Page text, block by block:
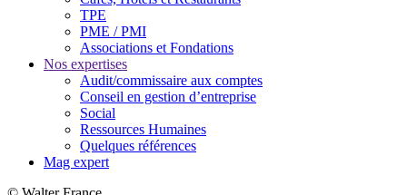
TPE
PME / PMI
Associations et Fondations
Nos expertises
Audit/commissaire aux comptes
Conseil en gestion d’entreprise
Social
Ressources Humaines
Quelques références
Mag expert